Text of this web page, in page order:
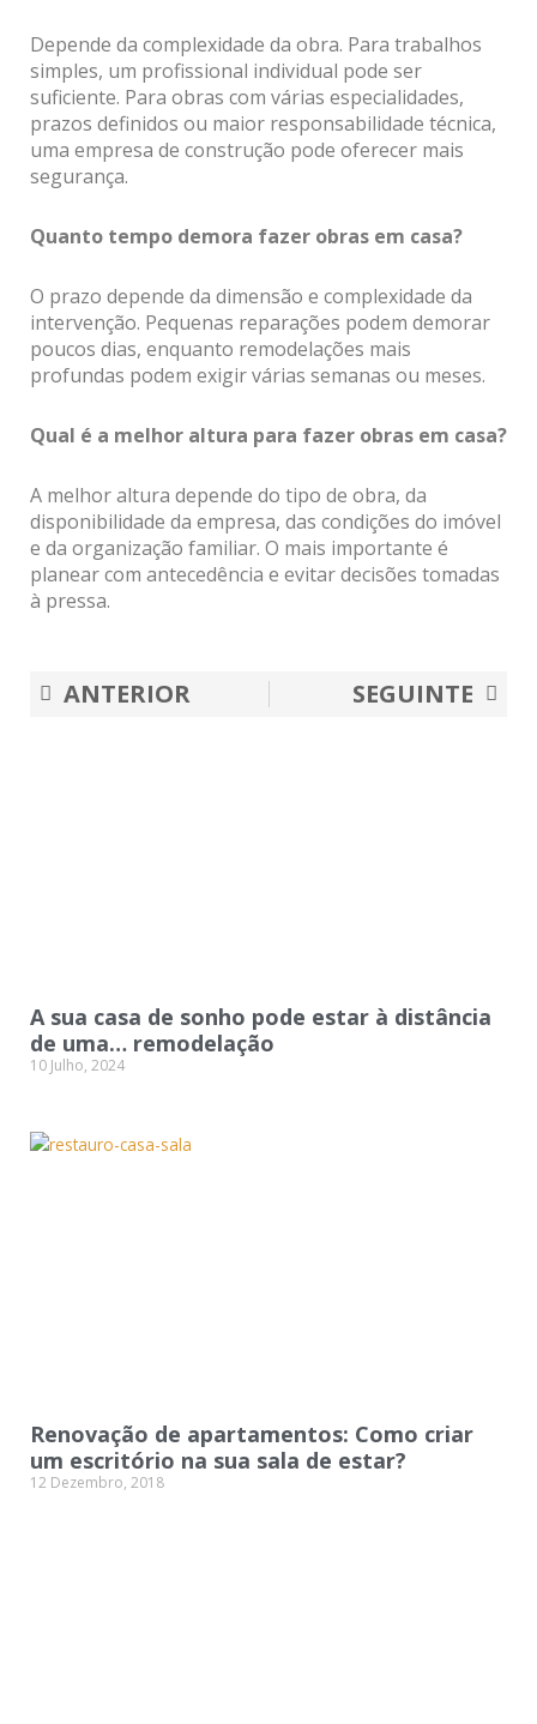
Depende da complexidade da obra. Para trabalhos
simples, um profissional individual pode ser
suficiente. Para obras com várias especialidades,
prazos definidos ou maior responsabilidade técnica,
uma empresa de construção pode oferecer mais
segurança.
Quanto tempo demora fazer obras em casa?
O prazo depende da dimensão e complexidade da
intervenção. Pequenas reparações podem demorar
poucos dias, enquanto remodelações mais
profundas podem exigir várias semanas ou meses.
Qual é a melhor altura para fazer obras em casa?
A melhor altura depende do tipo de obra, da
disponibilidade da empresa, das condições do imóvel
e da organização familiar. O mais importante é
planear com antecedência e evitar decisões tomadas
à pressa.
Prev
ANTERIOR SEGUINTE
A sua casa de sonho pode estar à distância
de uma… remodelação
10 Julho, 2024
Renovação de apartamentos: Como criar
um escritório na sua sala de estar?
12 Dezembro, 2018